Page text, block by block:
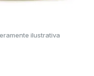
ilustrativa